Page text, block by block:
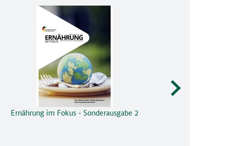
Ernährung im Fokus - Sonderausgabe 2